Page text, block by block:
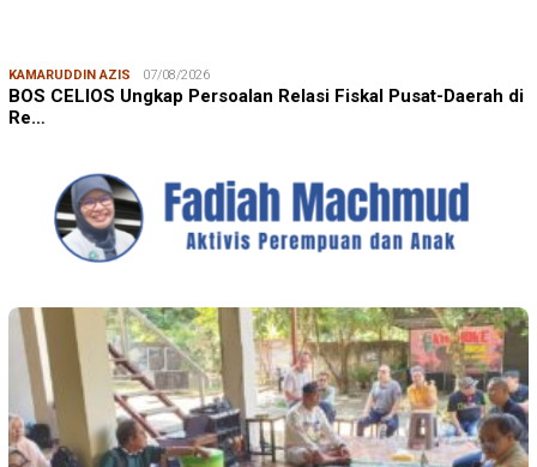
KAMARUDDIN AZIS 07/08/2026
BOS CELIOS Ungkap Persoalan Relasi Fiskal Pusat-Daerah di
Re…